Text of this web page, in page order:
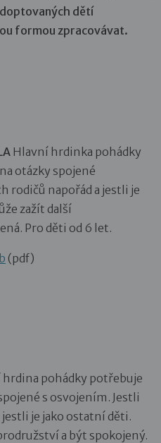
dětí
formou zpracovávat.
Hlavní hrdinka pohádky
otázky spojené
rodičů napořád a jestli je
zažít další
Pro děti od 6 let.
(pdf)
hrdina pohádky potřebuje
s osvojením. Jestli
jestli je jako ostatní děti.
a být spokojený.